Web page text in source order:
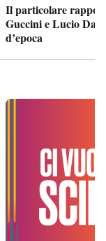
Il particolare
Guccini e Lucio
d’epoca